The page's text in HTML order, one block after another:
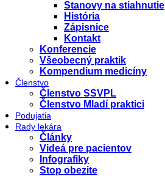
Stanovy na stiahnutie
História
Zápisnice
Kontakt
Konferencie
Všeobecný praktik
Kompendium medicíny
Členstvo
Členstvo SSVPL
Členstvo Mladí praktici
Podujatia
Rady lekára
Články
Videá pre pacientov
Infografiky
Stop obezite